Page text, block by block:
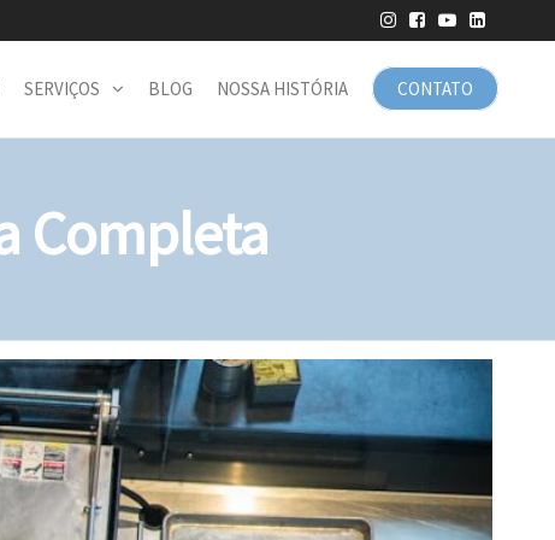
CONTATO
SERVIÇOS BLOG NOSSA HISTÓRIA
Completa